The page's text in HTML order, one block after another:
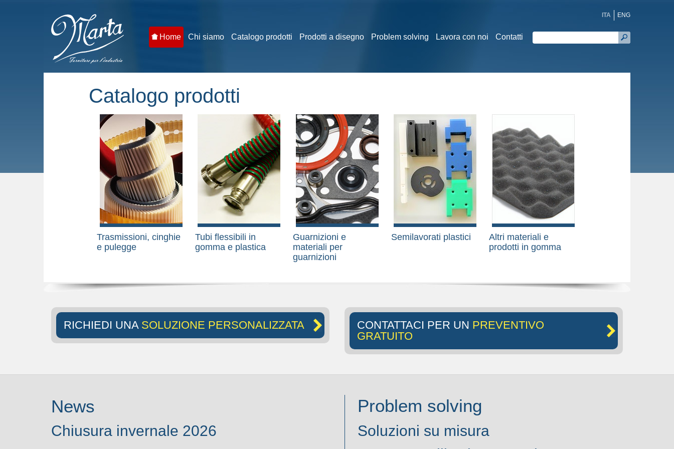
Home Chi siamo Catalogo prodotti Prodotti a disegno Problem solving Lavora con noi Contatti
ITA ENG
Catalogo prodotti
Trasmissioni, cinghie
e pulegge
Tubi flessibili in
gomma e plastica
Guarnizioni e
materiali per
guarnizioni
Semilavorati plastici
Altri materiali e
prodotti in gomma
RICHIEDI UNA SOLUZIONE PERSONALIZZATA CONTATTACI PER UN PREVENTIVO
GRATUITO
News
Chiusura invernale 2026
Problem solving
Soluzioni su misura